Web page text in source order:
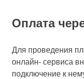
Оплата
Для проведения
онлайн- сервиса
подключение к